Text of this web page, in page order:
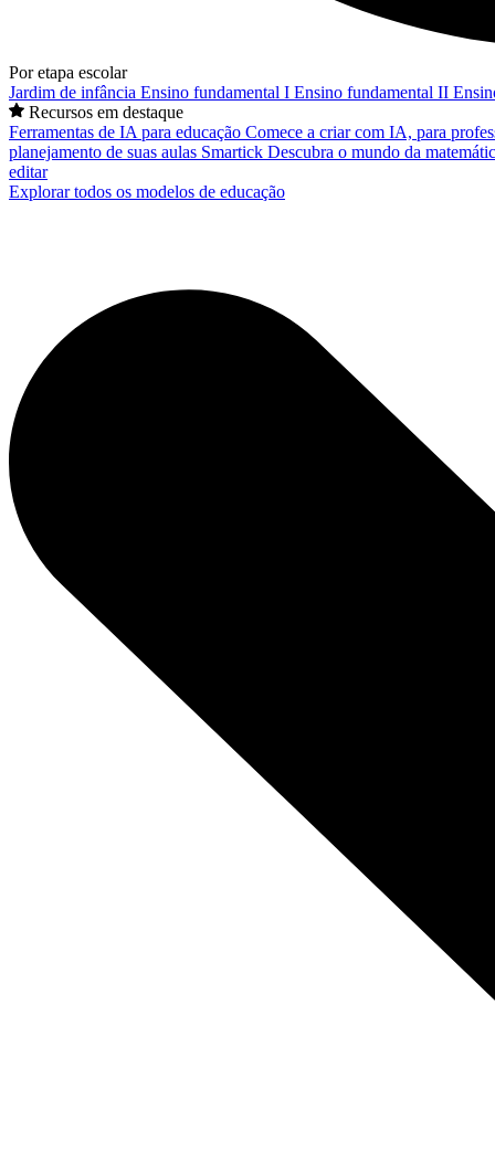
Por etapa escolar
Jardim de infância Ensino fundamental I Ensino fundamental II
Recursos em destaque
Ferramentas de IA para educação Comece a criar com IA, para
planejamento de suas aulas Smartick Descubra o mundo da
editar
Explorar todos os modelos de educação